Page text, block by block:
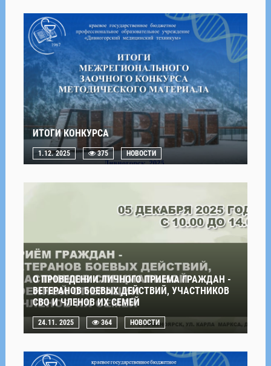
ИТОГИ КОНКУРСА
1.12. 2025 375 НОВОСТИ
О ПРОВЕДЕНИИ ЛИЧНОГО ПРИЕМА ГРАЖДАН -
ВЕТЕРАНОВ БОЕВЫХ ДЕЙСТВИЙ, УЧАСТНИКОВ
СВО И ЧЛЕНОВ ИХ СЕМЕЙ
24.11. 2025 364 НОВОСТИ